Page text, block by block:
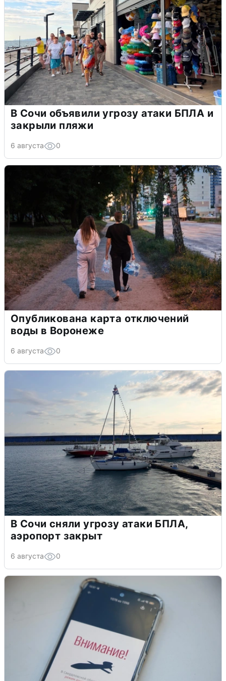
В Сочи объявили угрозу атаки БПЛА и
закрыли пляжи
6 августа 0
Опубликована карта отключений
воды в Воронеже
6 августа 0
В Сочи сняли угрозу атаки БПЛА,
аэропорт закрыт
6 августа 0